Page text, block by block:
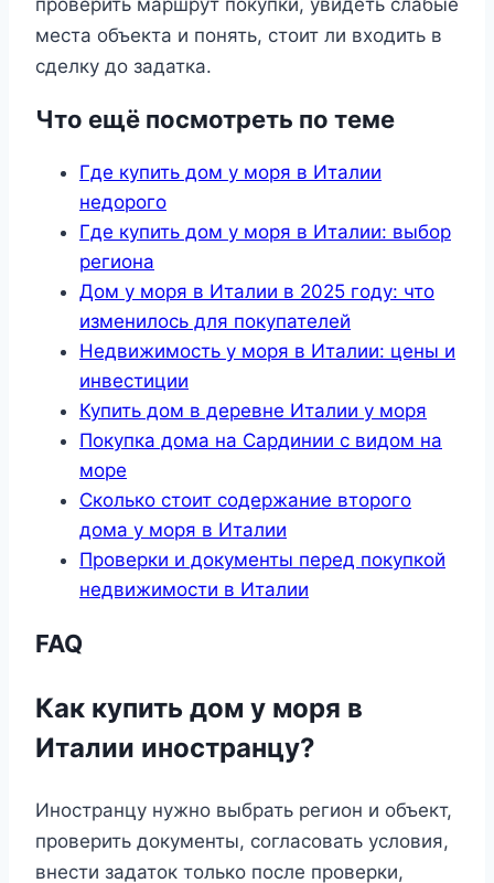
места объекта и понять, стоит ли входить в
сделку до задатка.
Что ещё посмотреть по теме
Где купить дом у моря в Италии
недорого
Где купить дом у моря в Италии: выбор
региона
Дом у моря в Италии в 2025 году: что
изменилось для покупателей
Недвижимость у моря в Италии: цены и
инвестиции
Купить дом в деревне Италии у моря
Покупка дома на Сардинии с видом на
море
Сколько стоит содержание второго
дома у моря в Италии
Проверки и документы перед покупкой
недвижимости в Италии
FAQ
Как купить дом у моря в
Италии иностранцу?
Иностранцу нужно выбрать регион и объект,
проверить документы, согласовать условия,
внести задаток только после проверки,